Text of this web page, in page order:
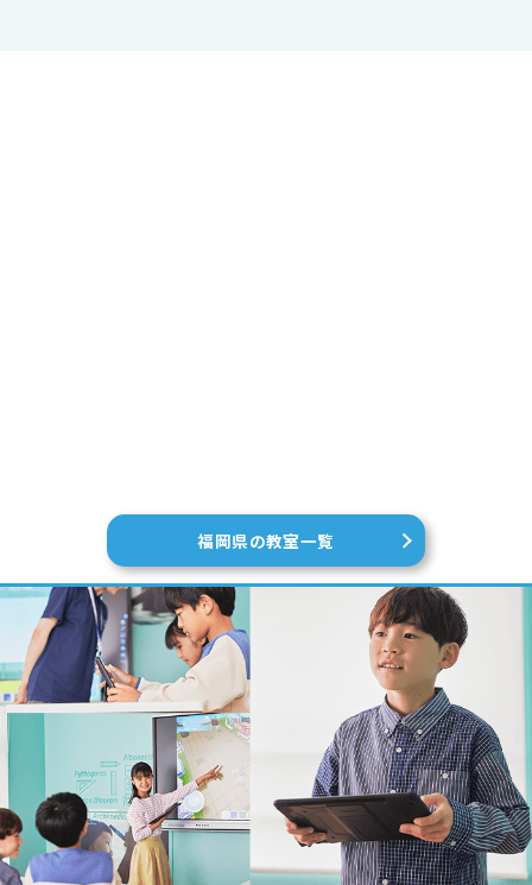
福岡県の教室一覧